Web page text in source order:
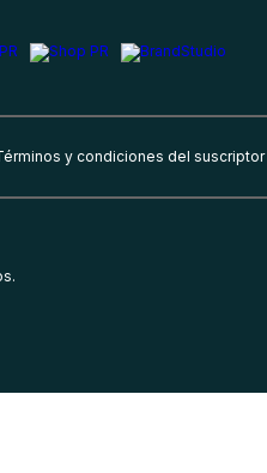
y condiciones del suscriptor